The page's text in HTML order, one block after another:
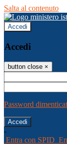
Salta al contenuto
Accedi
Accedi
button close ×
Password
-
Entra con SPID